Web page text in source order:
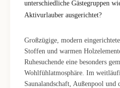
unterschiedliche Gästegruppen
Aktivurlauber ausgerichtet?
Großzügige, modern
Stoffen und warmen
Ruhesuchende eine besonders
Wohlfühlatmosphäre. Im
Saunalandschaft, Außenpool und